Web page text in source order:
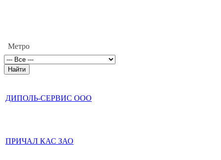
Метро
ДИПОЛЬ-СЕРВИС ООО
ПРИЧАЛ КАС ЗАО